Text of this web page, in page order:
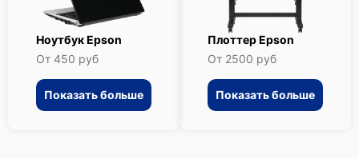
Ноутбук Epson
От 450 руб
Показать больше
Плоттер Epson
От 2500 руб
Показать больше